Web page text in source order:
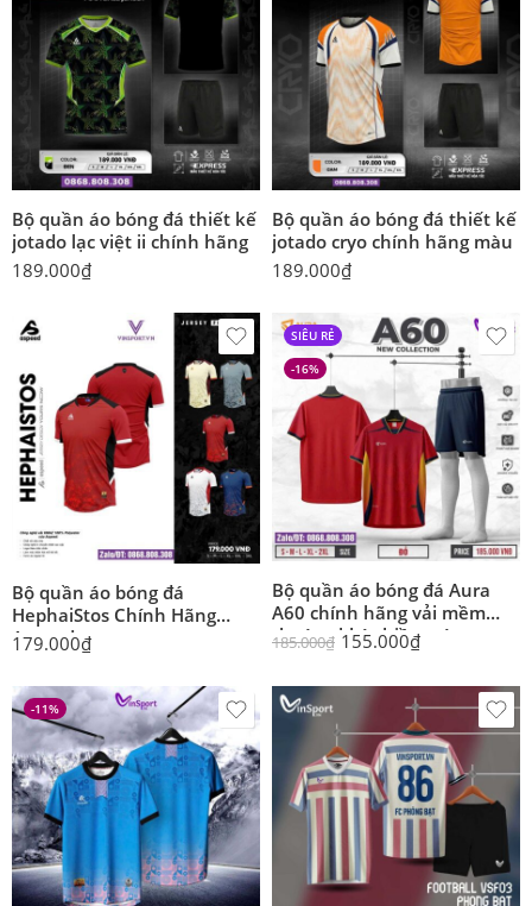
Bộ quần áo bóng đá thiết kế
jotado lạc việt ii chính hãng
189.000₫
Bộ quần áo bóng đá thiết kế
jotado cryo chính hãng màu
189.000₫
Bộ quần áo bóng đá
HephaiStos Chính Hãng
Aspeed
179.000₫
SIÊU RẺ
-16%
Bộ quần áo bóng đá Aura
A60 chính hãng vải mềm
thoáng khí nhiều màu
185.000₫ 155.000₫
-11%